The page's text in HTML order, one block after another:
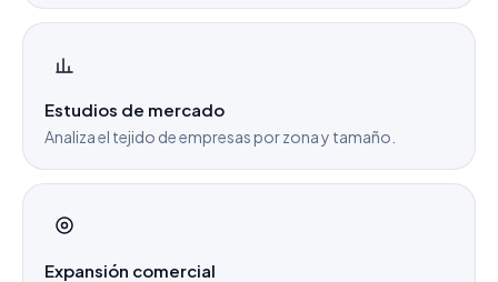
Estudios de mercado
Analiza el tejido de empresas por zona y tamaño.
Expansión comercial